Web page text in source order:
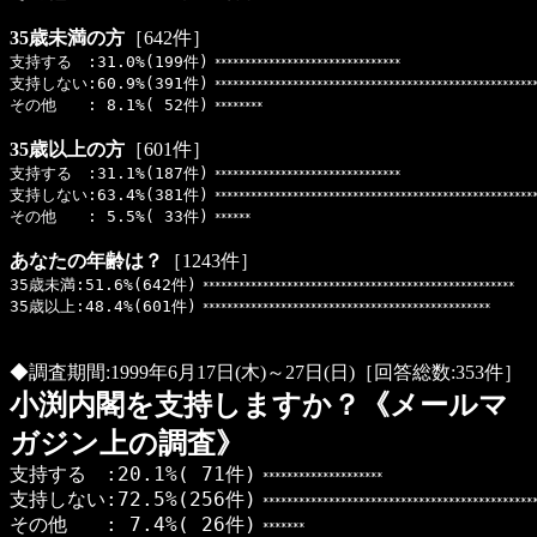
35歳未満の方 ［642件］
支持する :31.0%(199件) *******************************
支持しない:60.9%(391件)
その他 : 8.1%( 52件) ********
35歳以上の方 ［601件］
支持する :31.1%(187件) *******************************
支持しない:63.4%(381件)
その他 : 5.5%( 33件) ******
あなたの年齢は？ ［1243件］
35歳未満:51.6%(642件) ****************************************************
35歳以上:48.4%(601件) ************************************************
◆調査期間:1999年6月17日(木)～27日(日)［回答総数:353件］
小渕内閣を支持しますか？《メールマ
ガジン上の調査》
支持する :20.1%( 71件) ********************
支持しない:72.5%(256件)
その他 : 7.4%( 26件) *******